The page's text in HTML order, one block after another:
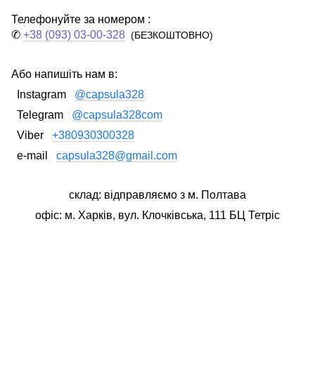
Телефонуйте за номером :
✆ +38 (093) 03-00-328 (БЕЗКОШТОВНО)
Або напишіть нам в:
Instagram @capsula328
Telegram @capsula328com
Viber +380930300328
e-mail capsula328@gmail.com
склад: відправляємо з м. Полтава
офіс: м. Харків, вул. Клочківська, 111 БЦ Тетріс